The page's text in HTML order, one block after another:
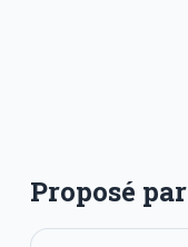
Proposé par